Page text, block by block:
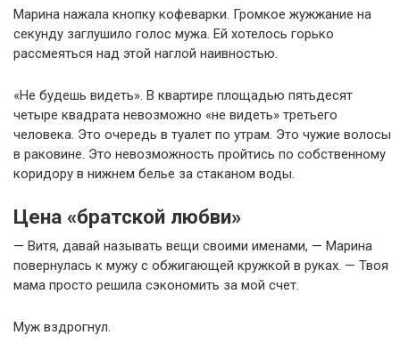
Марина нажала кнопку кофеварки. Громкое жужжание на
секунду заглушило голос мужа. Ей хотелось горько
рассмеяться над этой наглой наивностью.
«Не будешь видеть». В квартире площадью пятьдесят
четыре квадрата невозможно «не видеть» третьего
человека. Это очередь в туалет по утрам. Это чужие волосы
в раковине. Это невозможность пройтись по собственному
коридору в нижнем белье за стаканом воды.
Цена «братской любви»
— Витя, давай называть вещи своими именами, — Марина
повернулась к мужу с обжигающей кружкой в руках. — Твоя
мама просто решила сэкономить за мой счет.
Муж вздрогнул.